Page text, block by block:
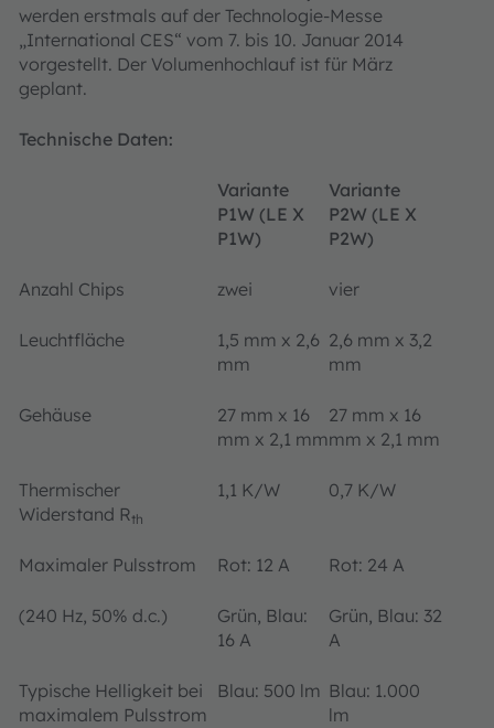
werden erstmals auf der Technologie-Messe
„International CES“ vom 7. bis 10. Januar 2014
vorgestellt. Der Volumenhochlauf ist für März
geplant.
Technische Daten:
Variante
P1W (LE X
P1W)
Variante
P2W (LE X
P2W)
Anzahl Chips zwei vier
Leuchtfläche
1,5 mm x 2,6
mm
2,6 mm x 3,2
mm
Gehäuse
27 mm x 16
mm x 2,1 mm
27 mm x 16
mm x 2,1 mm
Thermischer
Widerstand Rth
1,1 K/W 0,7 K/W
Maximaler Pulsstrom
(240 Hz, 50% d.c.)
Rot: 12 A
Grün, Blau:
16 A
Rot: 24 A
Grün, Blau: 32
A
Typische Helligkeit bei
maximalem Pulsstrom
Blau: 500 lm Blau: 1.000
lm